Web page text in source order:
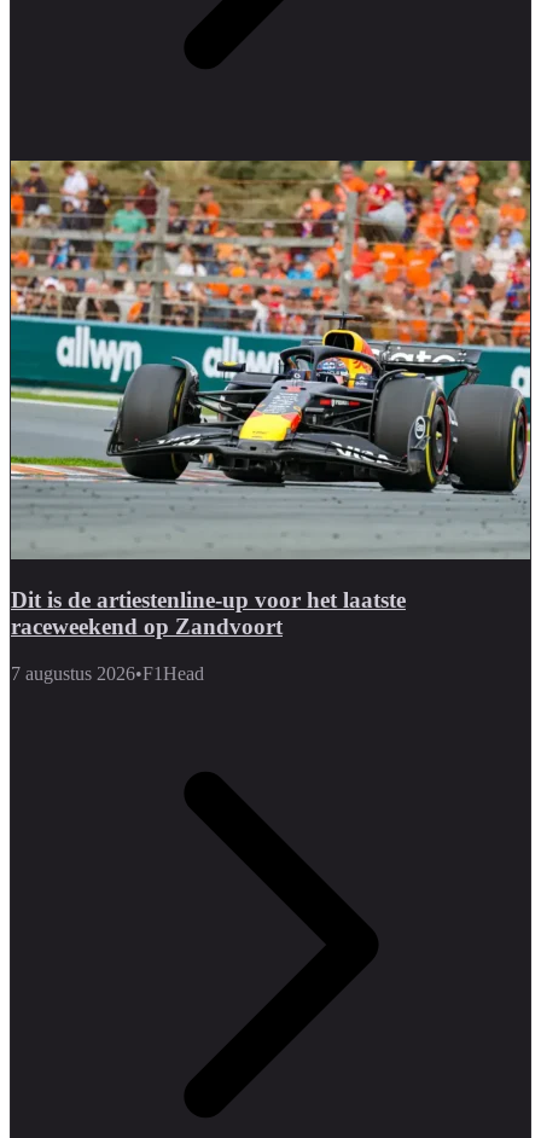
Dit is de artiestenline-up voor het laatste
raceweekend op Zandvoort
7 augustus 2026•F1Head